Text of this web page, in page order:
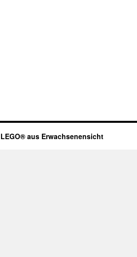
aus Erwachsenensicht